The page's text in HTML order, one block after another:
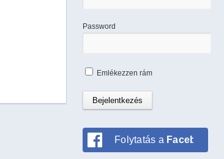
Password
Emlékezzen rám
Folytatás a Facebookkal